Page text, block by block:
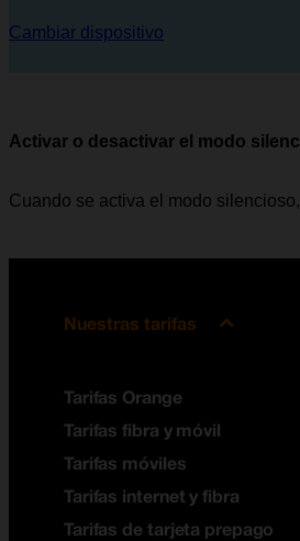
Cambiar dispositivo
Activar o desactivar el modo
Cuando se activa el modo
Nuestras tarifas
Tarifas Orange
Tarifas fibra y móvil
Tarifas móviles
Tarifas internet y fibra
Tarifas de tarjeta prepago